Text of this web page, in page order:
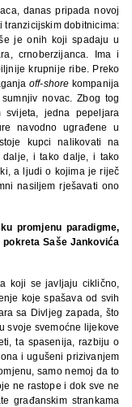
danas pripada novoj
tranzicijskim dobitnicima:
je onih koji spadaju u
crnoberzijanca. Ima i
krupnije ribe. Preko
off-shore kompanija
novac. Zbog tog
svijeta, jedna pepeljara
navodno ugrađene u
kupci nalikovati na
dalje, i tako dalje, i tako
a ljudi o kojima je riječ
nasiljem rješavati ono
promjenu paradigme,
Saše Jankovića
koji se javljaju ciklično,
koje spašava od svih
sa Divljeg zapada, što
svoje svemoćne lijekove
ta spasenija, razbiju o
i ugušeni prizivanjem
samo nemoj da to
ne rastope i dok sve ne
građanskim strankama